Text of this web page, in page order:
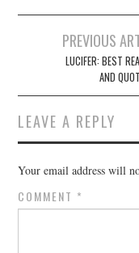
navigation
PREVIOUS
LUCIFER: BEST
AND
LEAVE A REPLY
Your email address will
COMMENT *